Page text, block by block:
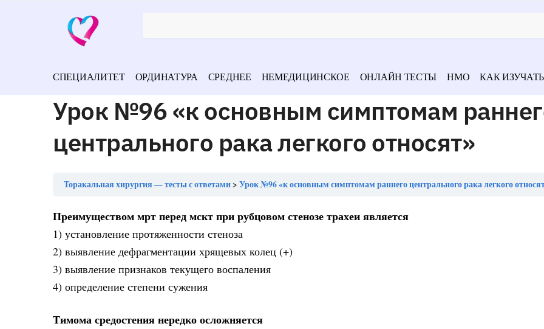
СПЕЦИАЛИТЕТ ОРДИНАТУРА СРЕДНЕЕ НЕМЕДИЦИНСКОЕ ОНЛАЙН ТЕСТЫ НМО КАК ИЗУЧАТЬ
Урок №96 «к основным симптомам
центрального рака легкого относят»
Торакальная хирургия — тесты с ответами Урок №96 «к основным симптомам раннего центрального рака легкого
Преимуществом мрт перед мскт при рубцовом стенозе трахеи является
1) установление протяженности стеноза
2) выявление дефрагментации хрящевых колец (+)
3) выявление признаков текущего воспаления
4) определение степени сужения
Тимома средостения нередко осложняется